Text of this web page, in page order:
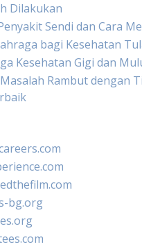
Dilakukan
Sendi dan Cara
bagi Kesehatan
Kesehatan Gigi dan
Rambut dengan
bg.org